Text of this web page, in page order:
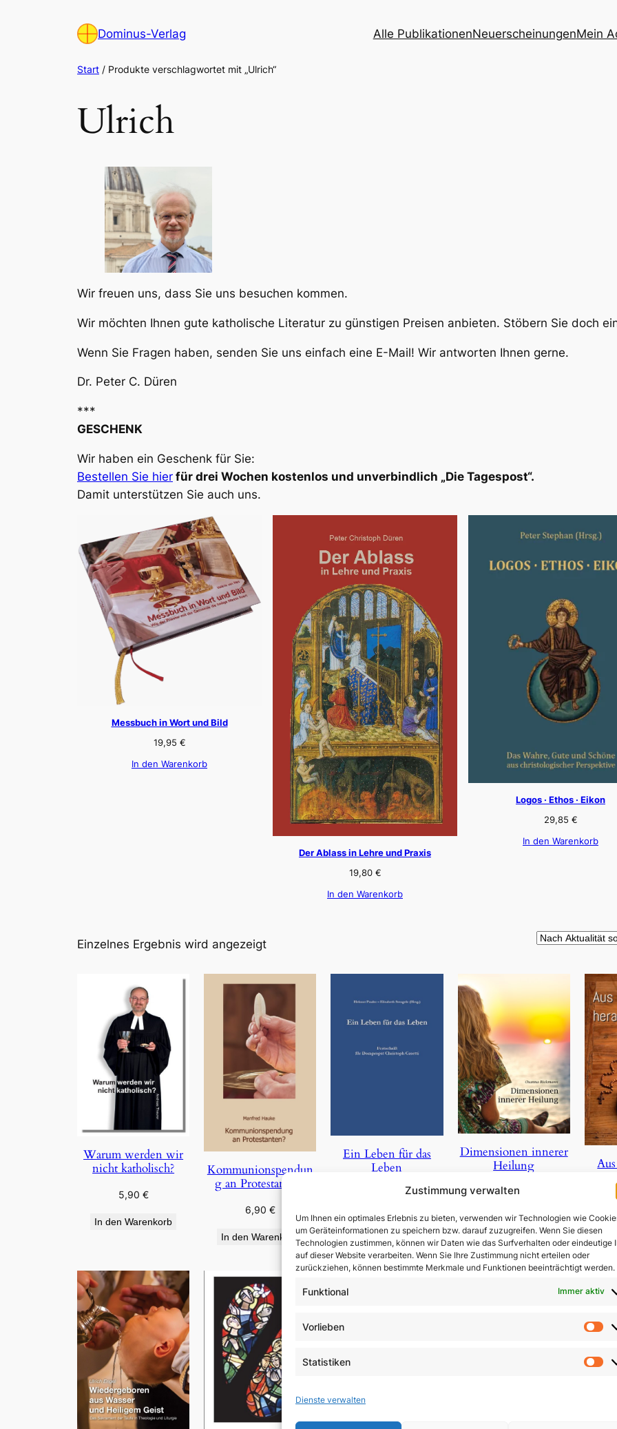
Zustimmung verwalten
Um Ihnen ein optimales Erlebnis zu bieten, verwenden wir Technologien wie
um Geräteinformationen zu speichern bzw. darauf zuzugreifen. Wenn Sie diesen
Technologien zustimmen, können wir Daten wie das Surfverhalten oder eindeutige
auf dieser Website verarbeiten. Wenn Sie Ihre Zustimmung nicht erteilen oder
zurückziehen, können bestimmte Merkmale und Funktionen beeinträchtigt werden.
Funktional Immer aktiv
Vorlieben
Statistiken
Dienste verwalten
Dominus-Verlag Alle PublikationenNeuerscheinungenMein
Start / Produkte verschlagwortet mit „Ulrich“
Ulrich
Wir freuen uns, dass Sie uns besuchen kommen.
Wir möchten Ihnen gute katholische Literatur zu günstigen Preisen anbieten. Stöbern Sie doch
Wenn Sie Fragen haben, senden Sie uns einfach eine E-Mail! Wir antworten Ihnen gerne.
Dr. Peter C. Düren
***
GESCHENK
Wir haben ein Geschenk für Sie:
Bestellen Sie hier für drei Wochen kostenlos und unverbindlich „Die Tagespost“.
Damit unterstützen Sie auch uns.
Messbuch in Wort und Bild
19,95 €
In den Warenkorb
Der Ablass in Lehre und Praxis
19,80 €
In den Warenkorb
Logos · Ethos · Eikon
29,85 €
In den Warenkorb
Einzelnes Ergebnis wird angezeigt
Warum werden wir
nicht katholisch?
5,90 €
In den Warenkorb
Kommunionspendun
g an Protestanten?
6,90 €
In den Warenkorb
Ein Leben für das
Leben
In den Warenkorb
Dimensionen innerer
Heilung
3,90
In den Warenkorb
In